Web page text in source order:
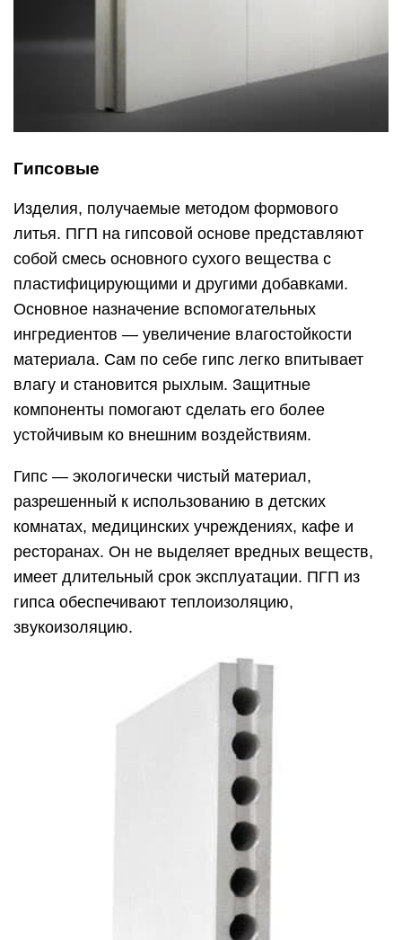
Гипсовые
Изделия, получаемые методом формового
литья. ПГП на гипсовой основе представляют
собой смесь основного сухого вещества с
пластифицирующими и другими добавками.
Основное назначение вспомогательных
ингредиентов — увеличение влагостойкости
материала. Сам по себе гипс легко впитывает
влагу и становится рыхлым. Защитные
компоненты помогают сделать его более
устойчивым ко внешним воздействиям.
Гипс — экологически чистый материал,
разрешенный к использованию в детских
комнатах, медицинских учреждениях, кафе и
ресторанах. Он не выделяет вредных веществ,
имеет длительный срок эксплуатации. ПГП из
гипса обеспечивают теплоизоляцию,
звукоизоляцию.